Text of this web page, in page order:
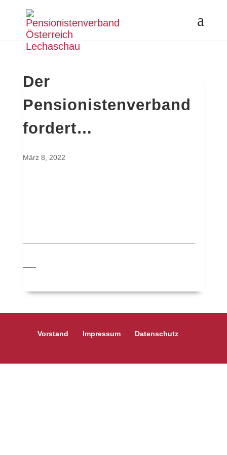
Der
Pensionistenverband
fordert…
März 8, 2022
—————————————————
—-
Vorstand Impressum Datenschutz